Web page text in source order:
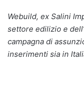
Webuild, ex Salini
settore edilizio e
campagna di
inserimenti sia in